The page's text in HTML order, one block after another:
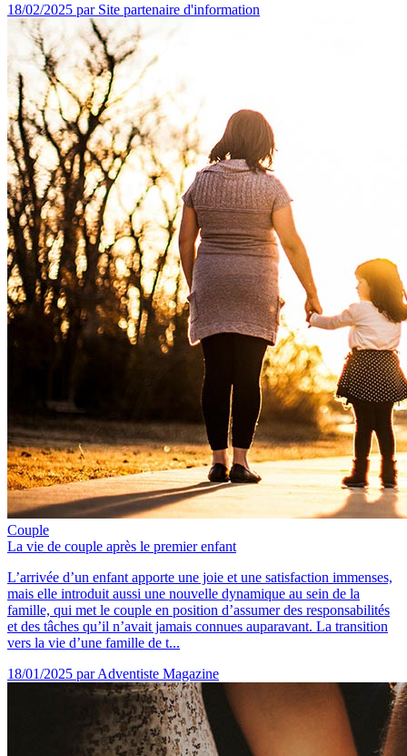
18/02/2025 par Site partenaire d'information
Couple
La vie de couple après le premier enfant
L’arrivée d’un enfant apporte une joie et une satisfaction immenses,
mais elle introduit aussi une nouvelle dynamique au sein de la
famille, qui met le couple en position d’assumer des responsabilités
et des tâches qu’il n’avait jamais connues auparavant. La transition
vers la vie d’une famille de t...
18/01/2025 par Adventiste Magazine